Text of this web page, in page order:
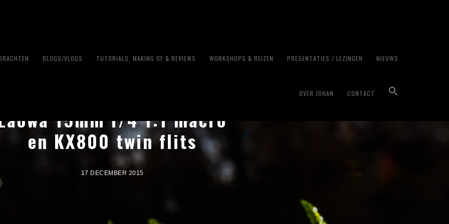
BLOGS/VLOGS TUTORIALS, MAKING OF & REVIEWS WORKSHOPS & REIZEN PRESENTATIES / LEZINGEN NIEUWS
OVER JOHAN CONTACT
15mm f/4 1:1 macro
en KX800 twin flits
17 DECEMBER 2015